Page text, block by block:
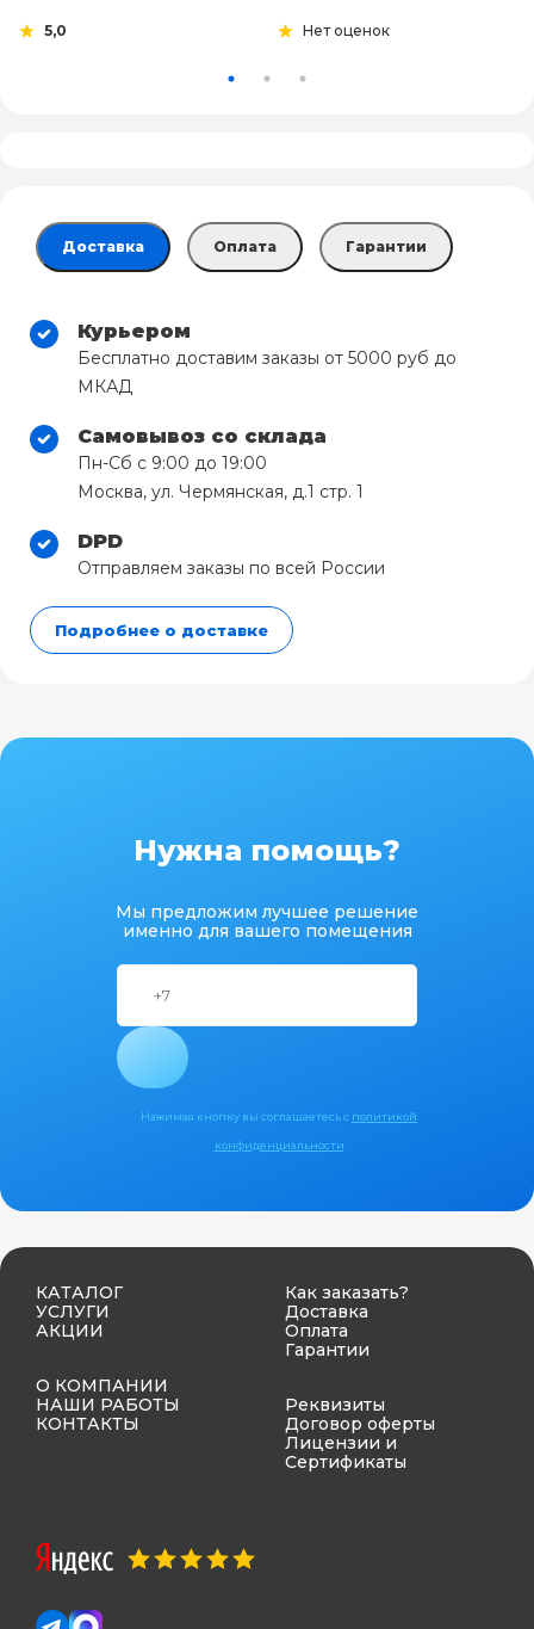
5,0 Нет оценок
Доставка Оплата Гарантии
Курьером
Бесплатно доставим заказы от 5000 руб до
МКАД
Самовывоз со склада
Пн-Сб с 9:00 до 19:00
Москва, ул. Чермянская, д.1 стр. 1
DPD
Отправляем заказы по всей России
Подробнее о доставке
Нужна помощь?
Мы предложим лучшее решение
именно для вашего помещения
Нажимая кнопку вы соглашаетесь с политикой
конфиденциальности
КАТАЛОГ
УСЛУГИ
АКЦИИ
О КОМПАНИИ
НАШИ РАБОТЫ
КОНТАКТЫ
Как заказать?
Доставка
Оплата
Гарантии
Реквизиты
Договор оферты
Лицензии и
Сертификаты